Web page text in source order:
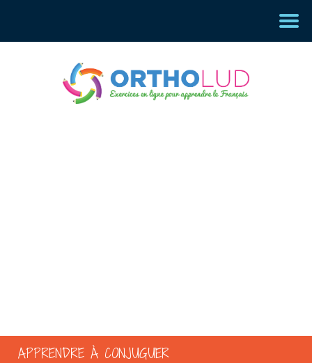
APPRENDRE À CONJUGUER